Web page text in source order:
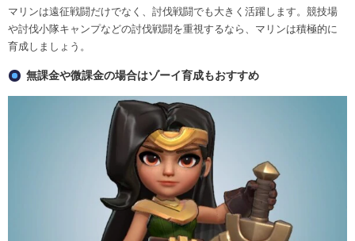
マリンは遠征戦闘だけでなく、討伐戦闘でも大きく活躍します。競技場
や討伐小隊キャンプなどの討伐戦闘を重視するなら、マリンは積極的に
育成しましょう。
無課金や微課金の場合はゾーイ育成もおすすめ